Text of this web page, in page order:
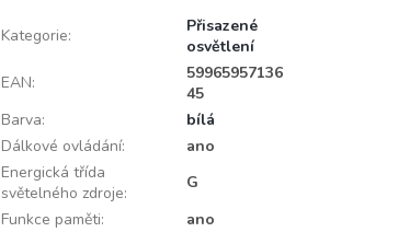
Kategorie:
Přisazené
osvětlení
EAN:
59965957136
45
Barva:
bílá
Dálkové ovládání:
ano
Energická třída
světelného zdroje:
G
Funkce paměti:
ano